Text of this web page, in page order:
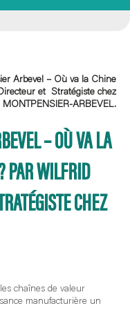
Arbevel – Où va la Chine
et Stratégiste chez
MONTPENSIER-ARBEVEL.
– OÙ VA LA
PAR WILFRID
CHEZ
chaînes de valeur
manufacturière un